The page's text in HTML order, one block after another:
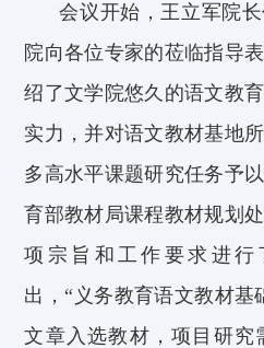
会议开始，王立军院
院向各位专家的莅临指导
绍了文学院悠久的语文教
实力 ， 并对语文教材基地
多高水平课题研究任务予
育部教材局课程教材规划
项宗旨和工作要求 进行
出 ， “义务教育语文教材基
文章入选教材，项目研究